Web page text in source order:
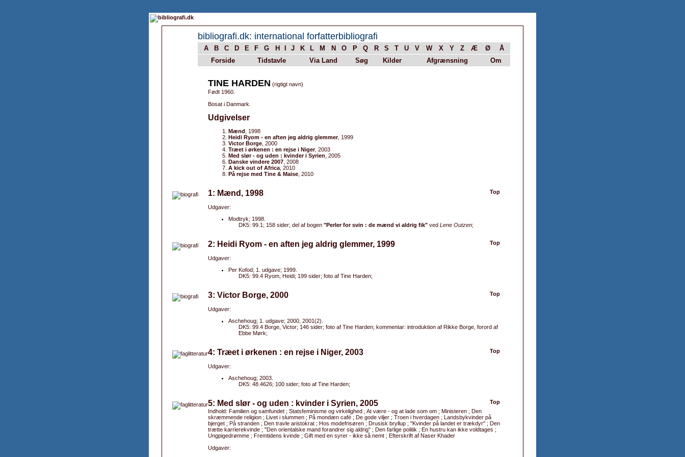
bibliografi.dk: international forfatterbibliografi
A B C D E F G H J K L M N O P Q R S T U V W X Y Z Æ Ø
Å
Forside
Tidstavle Via Land Søg Kilder Afgrænsning Om
TINE HARDEN (rigtigt navn)
Født 1960.
Bosat i Danmark.
Udgivelser
Mænd , 1998
Heidi Ryom - en aften jeg aldrig glemmer, 1999
Victor Borge , 2000
Træet i ørkenen : en rejse i Niger, 2003
Med slør - og uden : kvinder i Syrien , 2005
Danske vindere 2007 , 2008
A kick out of Africa , 2010
På rejse med Tine & Maise , 2010
Top
1: Mænd, 1998
Udgaver:
Modtryk; 1998.
DK5: 99.1; 158 sider; del af bogen "Perler for svin : de mænd vi aldrig fik" ved Lene Outzen;
Top
2: Heidi Ryom - en aften jeg aldrig glemmer, 1999
Udgaver:
Per Kofod; 1. udgave; 1999.
DK5: 99.4 Ryom, Heidi; 199 sider; foto af Tine Harden;
Top
3: Victor Borge, 2000
Udgaver:
Aschehoug; 1. udgave; 2000, 2001(2).
DK5: 99.4 Borge, Victor; 146 sider; foto af Tine Harden; kommentar: introduktion af Rikke Borge, forord af
Ebbe Mørk;
Top
4: Træet i ørkenen : en rejse i Niger, 2003
Udgaver:
Aschehoug; 2003.
DK5: 48.4626; 100 sider; foto af Tine Harden;
Top
5: Med slør - og uden : kvinder i Syrien, 2005
Indhold: Familien og samfundet ; Statsfeminisme og virkelighed ; At være - og at lade som om ; Ministeren ; Den
skræmmende religion ; Livet i slummen ; På mondæn café ; De gode viljer ; Troen i hverdagen ; Landsbykvinder på
bjerget ; På stranden ; Den travle aristokrat ; Hos modefrisøren ; Drusisk bryllup ; "Kvinder på landet er trækdyr" ; Den
trætte karrierekvinde ; "Den orientalske mand forandrer sig aldrig" ; Den farlige politik ; En hustru kan ikke voldtages ;
Ungpigedrømme ; Fremtidens kvinde ; Gift med en syrer - ikke så nemt ; Efterskrift af Naser Khader
Udgaver: